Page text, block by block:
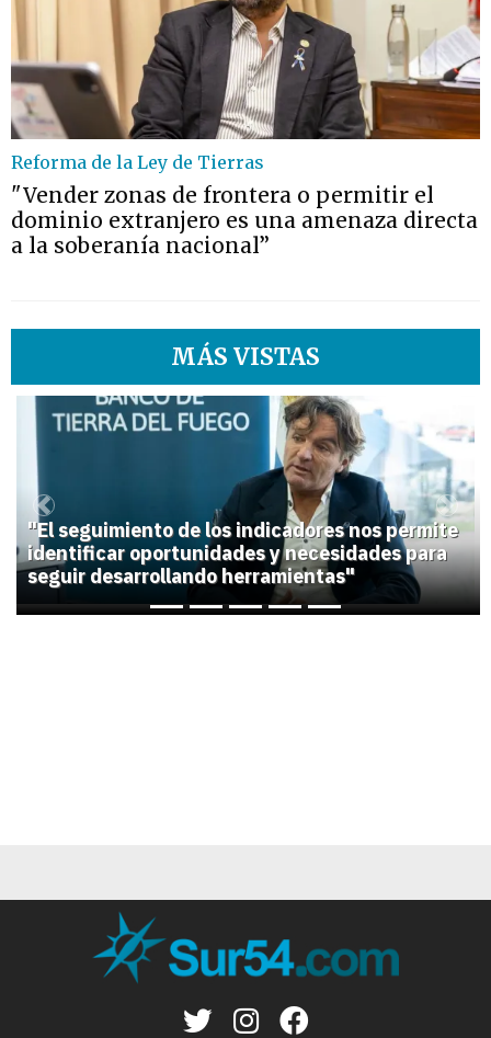
Reforma de la Ley de Tierras
"Vender zonas de frontera o permitir el
dominio extranjero es una amenaza directa
a la soberanía nacional”
MÁS VISTAS
1
"El seguimiento de los indicadores nos permite
identificar oportunidades y necesidades para
seguir desarrollando herramientas"
Previous Next